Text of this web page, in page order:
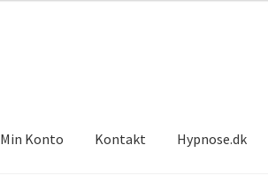
Min Konto Kontakt Hypnose.dk